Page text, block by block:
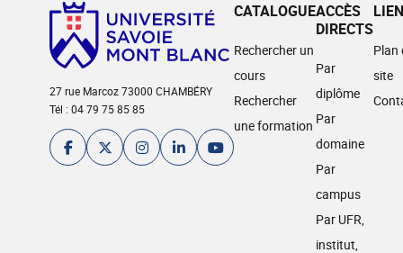
27 rue Marcoz 73000 CHAMBÉRY
Tél : 04 79 75 85 85
CATALOGUE
Rechercher un
cours
Rechercher
une formation
ACCÈS
DIRECTS
Par
diplôme
Par
domaine
Par
campus
Par UFR,
institut,
Plan
site